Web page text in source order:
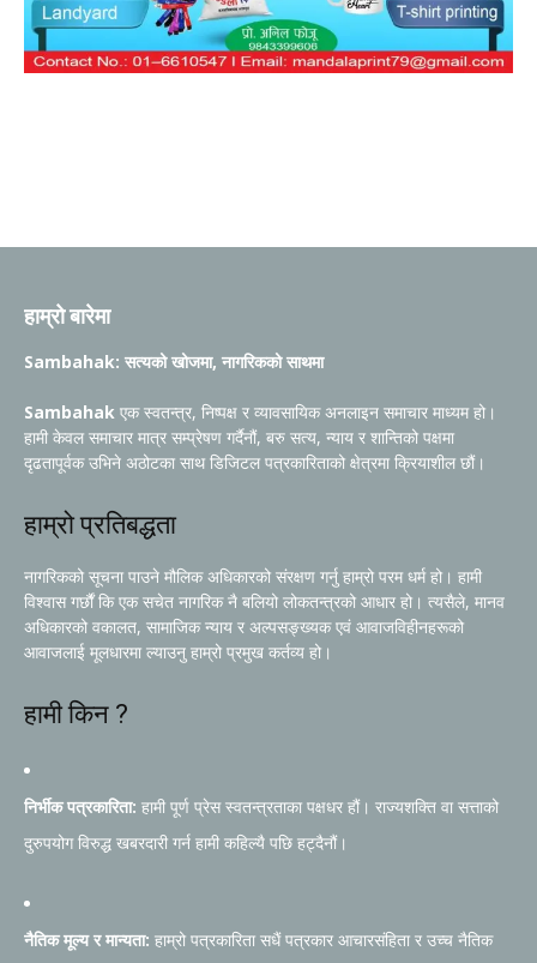
हाम्रो बारेमा
Sambahak: सत्यको खोजमा, नागरिकको साथमा
Sambahak एक स्वतन्त्र, निष्पक्ष र व्यावसायिक अनलाइन समाचार माध्यम हो।
हामी केवल समाचार मात्र सम्प्रेषण गर्दैनौं, बरु सत्य, न्याय र शान्तिको पक्षमा
दृढतापूर्वक उभिने अठोटका साथ डिजिटल पत्रकारिताको क्षेत्रमा क्रियाशील छौं।
हाम्रो प्रतिबद्धता
नागरिकको सूचना पाउने मौलिक अधिकारको संरक्षण गर्नु हाम्रो परम धर्म हो। हामी
विश्वास गर्छौं कि एक सचेत नागरिक नै बलियो लोकतन्त्रको आधार हो। त्यसैले, मानव
अधिकारको वकालत, सामाजिक न्याय र अल्पसङ्ख्यक एवं आवाजविहीनहरूको
आवाजलाई मूलधारमा ल्याउनु हाम्रो प्रमुख कर्तव्य हो।
हामी किन ?
निर्भीक पत्रकारिता: हामी पूर्ण प्रेस स्वतन्त्रताका पक्षधर हौं। राज्यशक्ति वा सत्ताको
दुरुपयोग विरुद्ध खबरदारी गर्न हामी कहिल्यै पछि हट्दैनौं।
नैतिक मूल्य र मान्यता: हाम्रो पत्रकारिता सधैं पत्रकार आचारसंहिता र उच्च नैतिक